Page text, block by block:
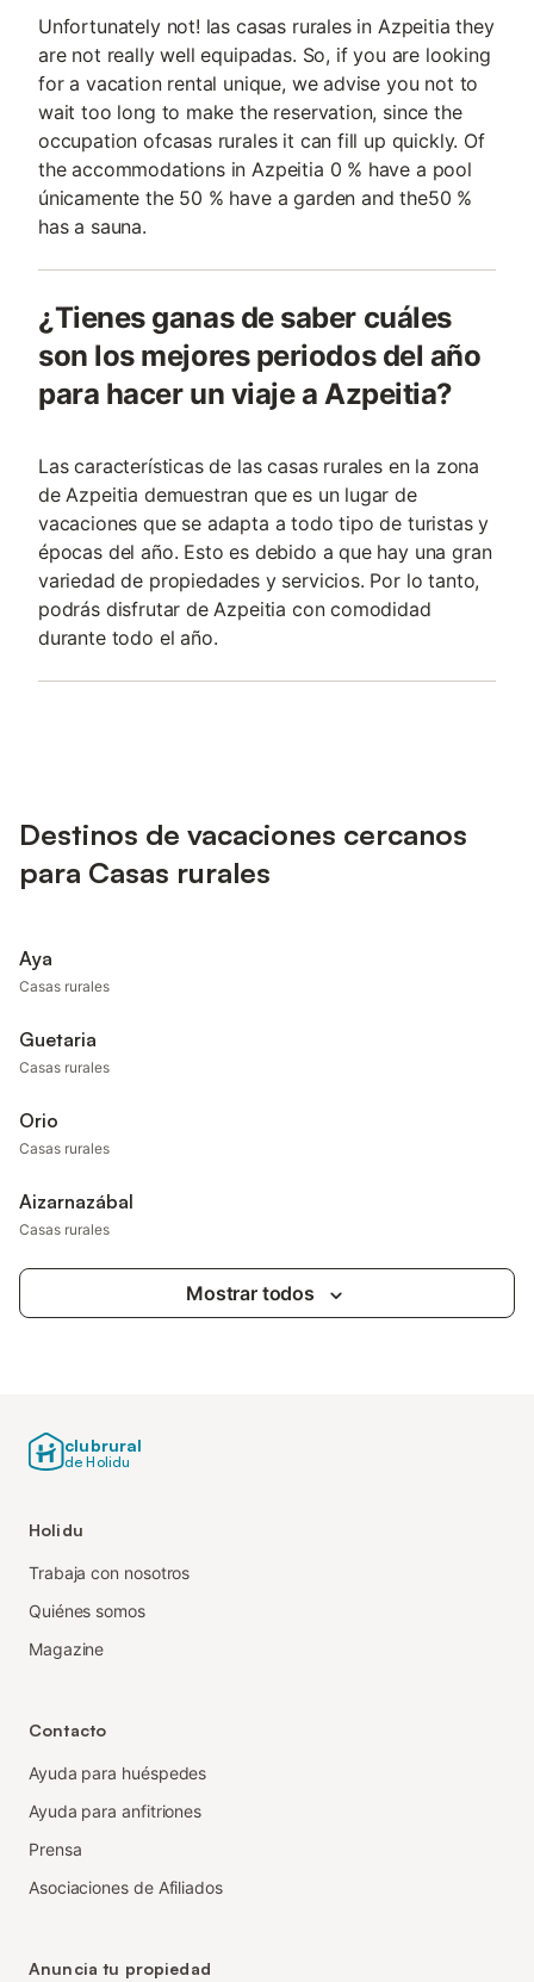
Unfortunately not! las casas rurales in Azpeitia they
are not really well equipadas. So, if you are looking
for a vacation rental unique, we advise you not to
wait too long to make the reservation, since the
occupation ofcasas rurales it can fill up quickly. Of
the accommodations in Azpeitia 0 % have a pool
únicamente the 50 % have a garden and the50 %
has a sauna.
¿Tienes ganas de saber cuáles
son los mejores periodos del año
para hacer un viaje a Azpeitia?
Las características de las casas rurales en la zona
de Azpeitia demuestran que es un lugar de
vacaciones que se adapta a todo tipo de turistas y
épocas del año. Esto es debido a que hay una gran
variedad de propiedades y servicios. Por lo tanto,
podrás disfrutar de Azpeitia con comodidad
durante todo el año.
Destinos de vacaciones cercanos
para Casas rurales
Aya
Casas rurales
Guetaria
Casas rurales
Orio
Casas rurales
Aizarnazábal
Casas rurales
Mostrar todos
clubrural
de Holidu
Holidu
Trabaja con nosotros
Quiénes somos
Magazine
Contacto
Ayuda para huéspedes
Ayuda para anfitriones
Prensa
Asociaciones de Afiliados
Anuncia tu propiedad